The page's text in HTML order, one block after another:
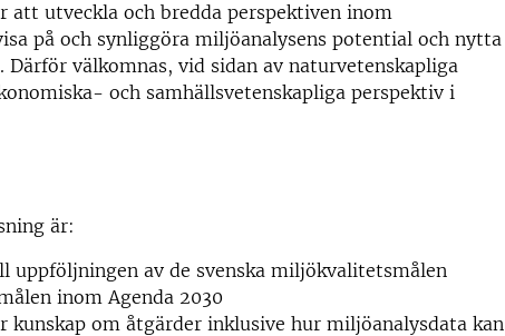
att utveckla och bredda perspektiven inom
på och synliggöra miljöanalysens potential och nytta
Därför välkomnas, vid sidan av naturvetenskapliga
och samhällsvetenskapliga perspektiv i
är:
uppföljningen av de svenska miljökvalitetsmålen
inom Agenda 2030
kunskap om åtgärder inklusive hur miljöanalysdata kan